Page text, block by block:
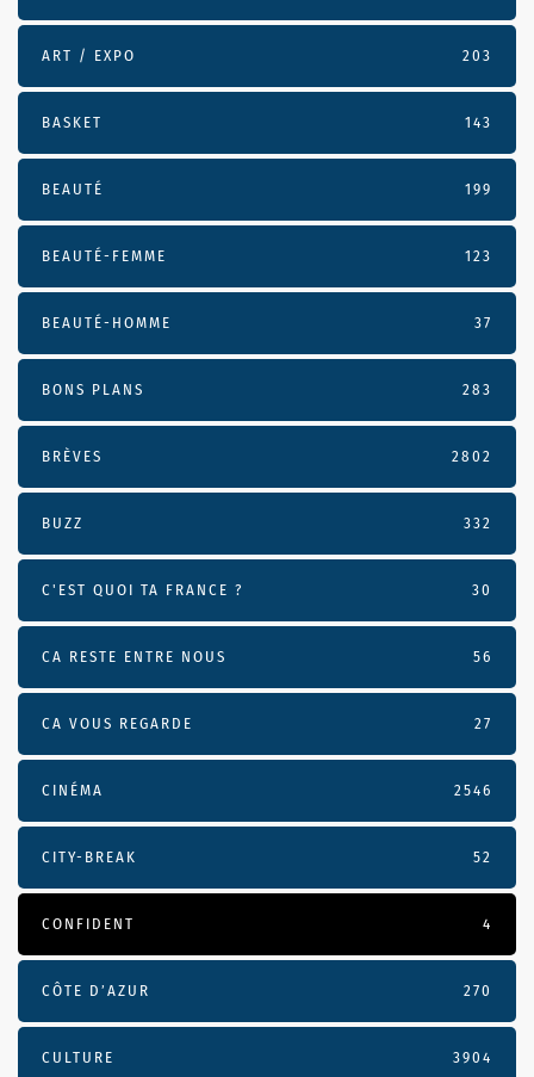
ART / EXPO 203
BASKET 143
BEAUTÉ 199
BEAUTÉ-FEMME 123
BEAUTÉ-HOMME 37
BONS PLANS 283
BRÈVES 2802
BUZZ 332
C'EST QUOI TA FRANCE ? 30
CA RESTE ENTRE NOUS 56
CA VOUS REGARDE 27
CINÉMA 2546
CITY-BREAK 52
CONFIDENT 4
CÔTE D’AZUR 270
CULTURE 3904